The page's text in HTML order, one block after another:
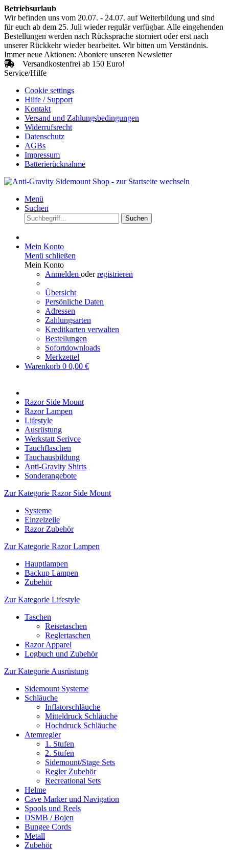
Betriebsurlaub
Wir befinden uns vom 20.07. - 24.07. auf Weiterbildung und sind
für euch ab dem 25. Juli wieder regulär verfügbar. Alle eingehenden
Bestellungen werden nach Rücksprache storniert oder erst nach
unserer Rückkehr wieder bearbeitet. Wir bitten um Verständnis.
Immer neue Aktionen: Aboniere unseren Newsletter
Versandkostenfrei ab 150 Euro!
Service/Hilfe
Cookie settings
Hilfe / Support
Kontakt
Versand und Zahlungsbedingungen
Widerrufsrecht
Datenschutz
AGBs
Impressum
Batterierücknahme
Menü
Suchen
Suchen
Mein Konto
Menü schließen
Mein Konto
Anmelden oderregistrieren
Übersicht
Persönliche Daten
Adressen
Zahlungsarten
Kreditkarten verwalten
Bestellungen
Sofortdownloads
Merkzettel
Warenkorb 0 0,00 €
Razor Side Mount
Razor Lampen
Lifestyle
Ausrüstung
Werkstatt Serivce
Tauchflaschen
Tauchausbildung
Anti-Gravity Shirts
Sonderangebote
Zur Kategorie Razor Side Mount
Systeme
Einzelzeile
Razor Zubehör
Zur Kategorie Razor Lampen
Hauptlampen
Backup Lampen
Zubehör
Zur Kategorie Lifestyle
Taschen
Reisetaschen
Reglertaschen
Razor Apparel
Logbuch und Zubehör
Zur Kategorie Ausrüstung
Sidemount Systeme
Schläuche
Inflatorschläuche
Mitteldruck Schläuche
Hochdruck Schläuche
Atemregler
1. Stufen
2. Stufen
Sidemount/Stage Sets
Regler Zubehör
Recreational Sets
Helme
Cave Marker und Navigation
Spools und Reels
DSMB / Bojen
Bungee Cords
Metall
Zubehör